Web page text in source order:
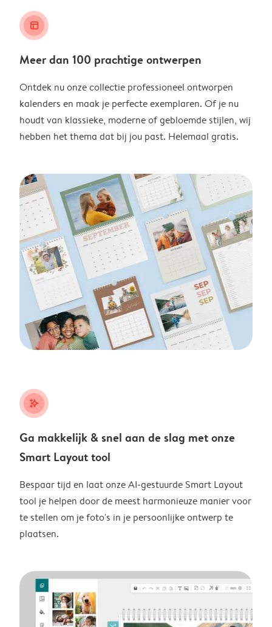
layout_alt
Meer dan 100 prachtige ontwerpen
Ontdek nu onze collectie professioneel ontworpen
kalenders en maak je perfecte exemplaren. Of je nu
houdt van klassieke, moderne of gebloemde stijlen, wij
hebben het thema dat bij jou past. Helemaal gratis.
stars_plus
Ga makkelijk & snel aan de slag met onze
Smart Layout tool
Bespaar tijd en laat onze AI-gestuurde Smart Layout
tool je helpen door de meest harmonieuze manier voor
te stellen om je foto's in je persoonlijke ontwerp te
plaatsen.